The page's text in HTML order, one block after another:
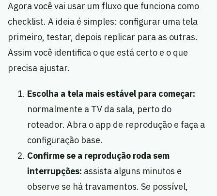
Agora você vai usar um fluxo que funciona como
checklist. A ideia é simples: configurar uma tela
primeiro, testar, depois replicar para as outras.
Assim você identifica o que está certo e o que
precisa ajustar.
Escolha a tela mais estável para começar:
normalmente a TV da sala, perto do
roteador. Abra o app de reprodução e faça a
configuração base.
Confirme se a reprodução roda sem
interrupções: assista alguns minutos e
observe se há travamentos. Se possível,